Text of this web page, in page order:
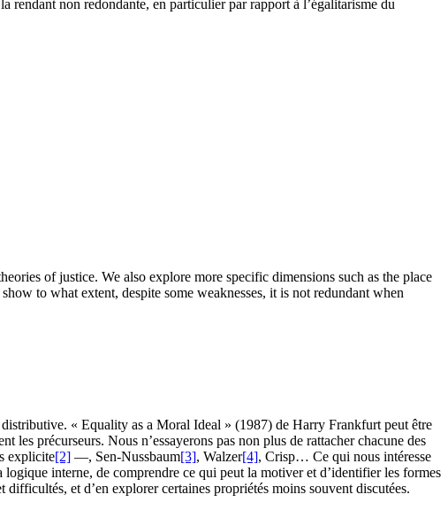
rendant non redondante, en particulier par rapport à l’égalitarisme du
of justice. We also explore more specific dimensions such as the place
to what extent, despite some weaknesses, it is not redundant when
« Equality as a Moral Ideal » (1987) de Harry Frankfurt peut être
les précurseurs. Nous n’essayerons pas non plus de rattacher chacune des
explicite[2] —, Sen-Nussbaum[3], Walzer[4], Crisp… Ce qui nous intéresse
interne, de comprendre ce qui peut la motiver et d’identifier les formes
et d’en explorer certaines propriétés moins souvent discutées.